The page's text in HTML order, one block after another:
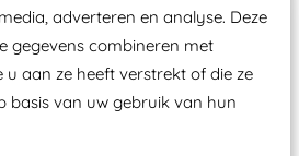
adverteren en analyse. Deze
gegevens combineren met
aan ze heeft verstrekt of die ze
basis van uw gebruik van hun